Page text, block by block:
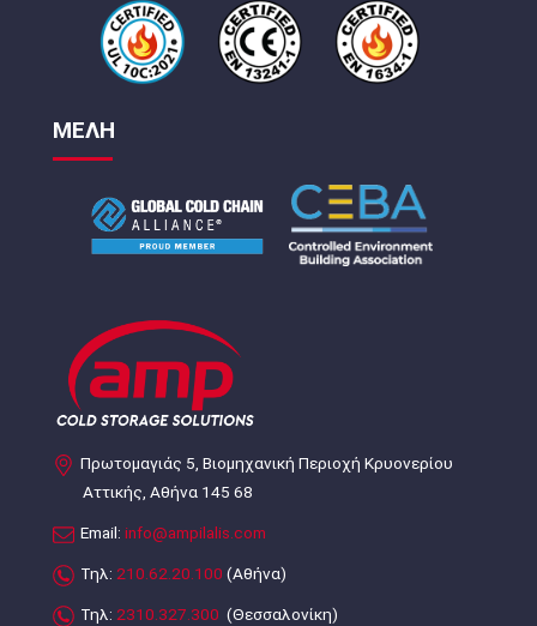
ΜΕΛΗ
Πρωτομαγιάς 5, Βιομηχανική Περιοχή Κρυονερίου
Αττικής, Αθήνα 145 68
Email: info@ampilalis.com
Τηλ: 210.62.20.100 (Αθήνα)
Τηλ: 2310.327.300 (Θεσσαλονίκη)